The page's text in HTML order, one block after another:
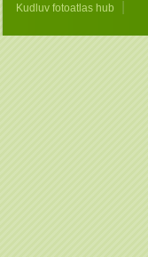
Kudluv fotoatlas hub